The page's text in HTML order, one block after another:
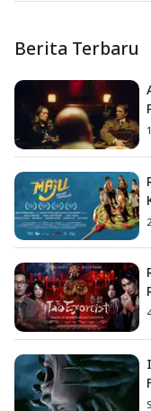
Berita Terbaru